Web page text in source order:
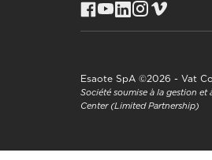
Esaote SpA ©2026 - Vat
Société soumise à la gestion
Center (Limited Partnership)